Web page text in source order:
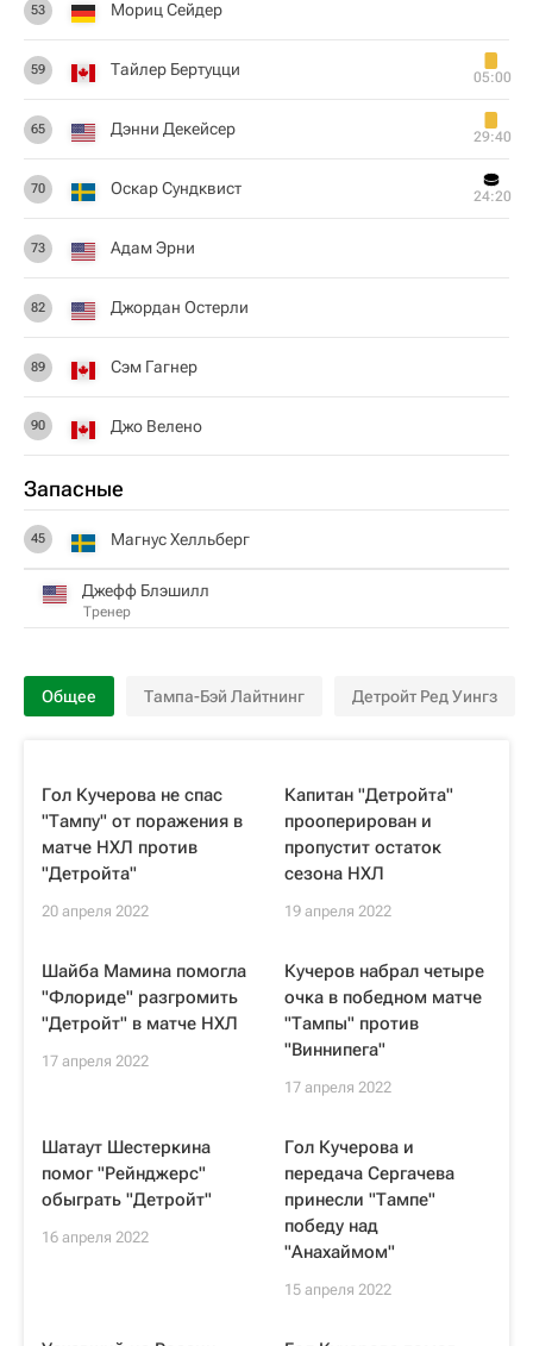
53 Мориц Сейдер
59 Тайлер Бертуцци 05:00
65 Дэнни Декейсер 29:40
70 Оскар Сундквист 24:20
73 Адам Эрни
82 Джордан Остерли
89 Сэм Гагнер
90 Джо Велено
Запасные
45 Магнус Хелльберг
Джефф Блэшилл
Тренер
Общее Тампа-Бэй Лайтнинг Детройт Ред Уингз
Гол Кучерова не спас
"Тампу" от поражения в
матче НХЛ против
"Детройта"
20 апреля 2022
Капитан "Детройта"
прооперирован и
пропустит остаток
сезона НХЛ
19 апреля 2022
Шайба Мамина помогла
"Флориде" разгромить
"Детройт" в матче НХЛ
17 апреля 2022
Кучеров набрал четыре
очка в победном матче
"Тампы" против
"Виннипега"
17 апреля 2022
Шатаут Шестеркина
помог "Рейнджерс"
обыграть "Детройт"
16 апреля 2022
Гол Кучерова и
передача Сергачева
принесли "Тампе"
победу над
"Анахаймом"
15 апреля 2022